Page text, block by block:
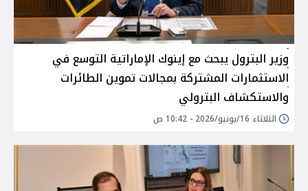
وزير البترول يبحث مع إينوك الإماراتية التوسع في
الاستثمارات المشتركة بمجالات تموين الطائرات
والاستكشاف البترولي
الثلاثاء 16/يونيو/2026 - 10:42 ص